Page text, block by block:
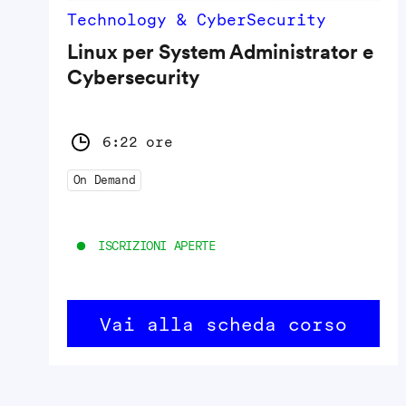
Technology & CyberSecurity
Linux per System Administrator e
Cybersecurity
6:22 ore
On Demand
ISCRIZIONI APERTE
Vai alla scheda corso